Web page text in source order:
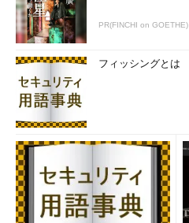
PR(FINCHI on GOETHE)
フィッシングとは